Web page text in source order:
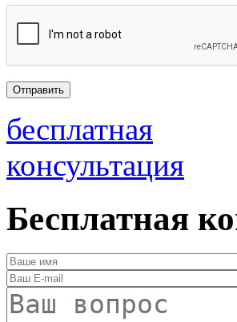
бесплатная
консультация
Бесплатная